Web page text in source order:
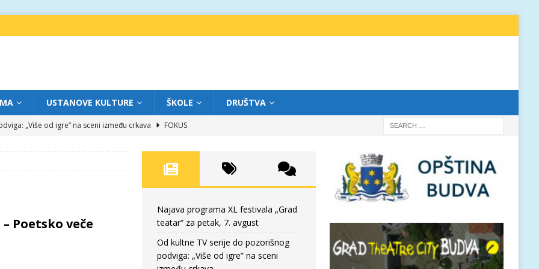
USTANOVE KULTURE ŠKOLE DRUŠTVA
„Više od igre” na sceni između crkava
FOKUS
otvorio novo poglavlje likovnog programa Grada teatra
FOKUS
za srijedu, 5. avgust
Poetsko veče
Najava programa XL festivala „Grad
teatar“ za petak, 7. avgust
Od kultne TV serije do pozorišnog
podviga: „Više od igre” na sceni